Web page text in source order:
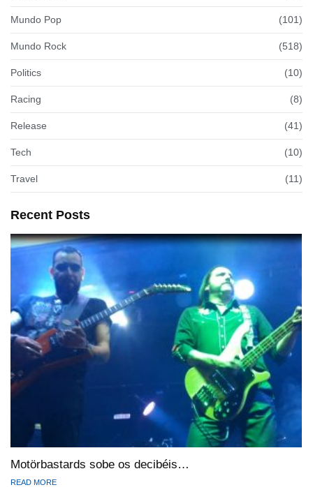
Mundo Pop (101)
Mundo Rock (518)
Politics (10)
Racing (8)
Release (41)
Tech (10)
Travel (11)
Recent Posts
Motörbastards sobe os decibéis…
READ MORE